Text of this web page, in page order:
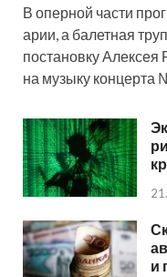
В оперной части
арии, а балетная
постановку Алексея
на музыку концерта
и